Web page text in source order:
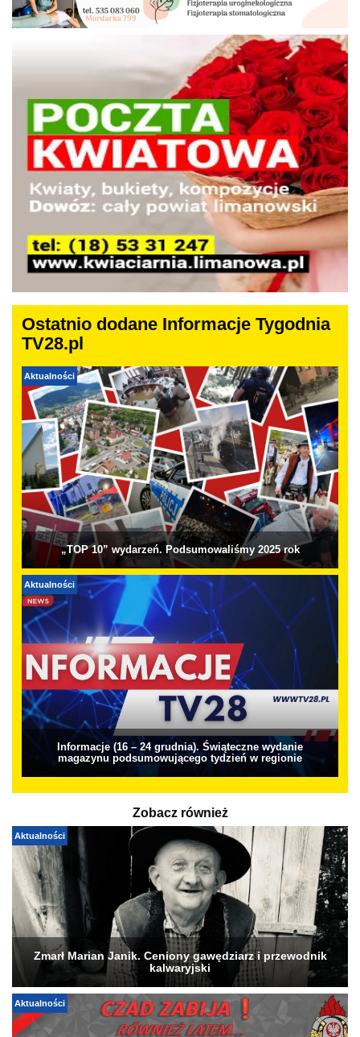
Ostatnio dodane Informacje Tygodnia
TV28.pl
Aktualności
„TOP 10” wydarzeń. Podsumowaliśmy 2025 rok
Aktualności
Informacje (16 – 24 grudnia). Świąteczne wydanie
magazynu podsumowującego tydzień w regionie
Zobacz również
Aktualności
Zmarł Marian Janik. Ceniony gawędziarz i przewodnik
kalwaryjski
Aktualności